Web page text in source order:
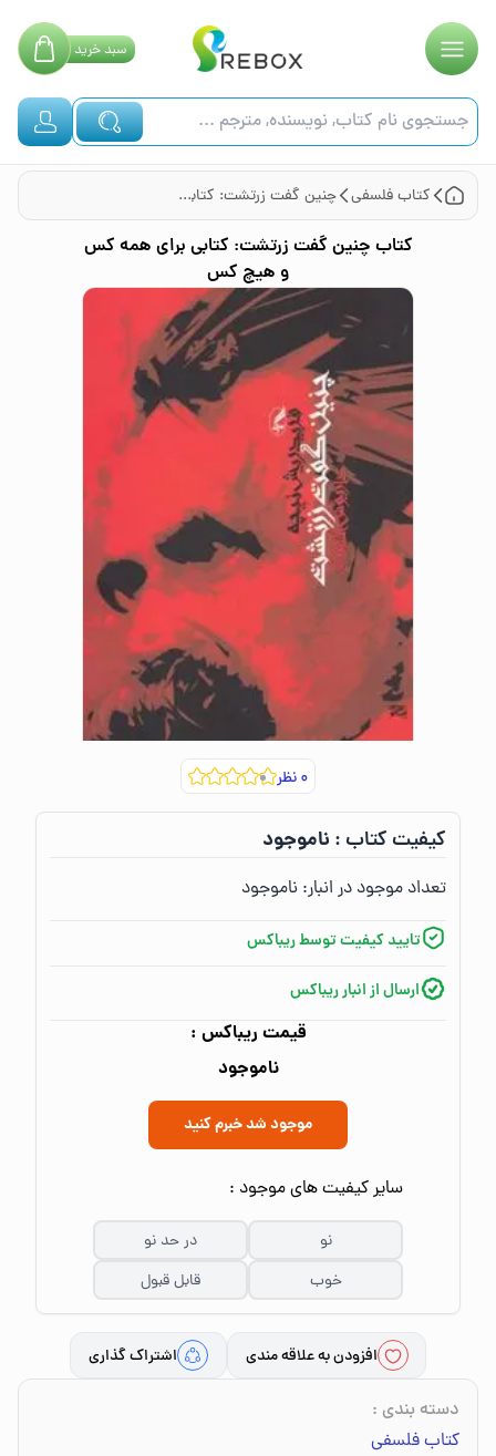
سبدخرید
کتابفلسفی چنین گفت زرتشت: کتابی برای همه کس و هیچ کس
کتاب چنین گفت زرتشت: کتابی برای همه کس
و هیچ کس
۰نظر
کیفیت کتاب :‌ ناموجود
تعداد موجود در انبار:‌ ناموجود
تایید کیفیت توسط ریباکس
ارسال از انبار ریباکس
قیمت ریباکس :
ناموجود
موجود شد خبرم کنید
سایر کیفیت های موجود :
نو
در حد نو
خوب
قابل قبول
افزودن به علاقه مندی اشتراک گذاری
دسته بندی :
کتاب فلسفی